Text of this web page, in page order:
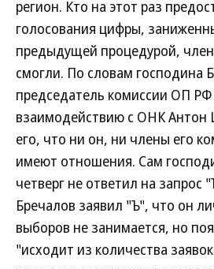
регион. Кто на этот раз
голосования цифры,
предыдущей процедурой,
смогли. По словам господина
председатель комиссии ОП
взаимодействию с ОНК Антон
его, что ни он, ни члены его
имеют отношения. Сам
четверг не ответил на запрос
Бречалов заявил "Ъ", что он
выборов не занимается, но
"исходит из количества